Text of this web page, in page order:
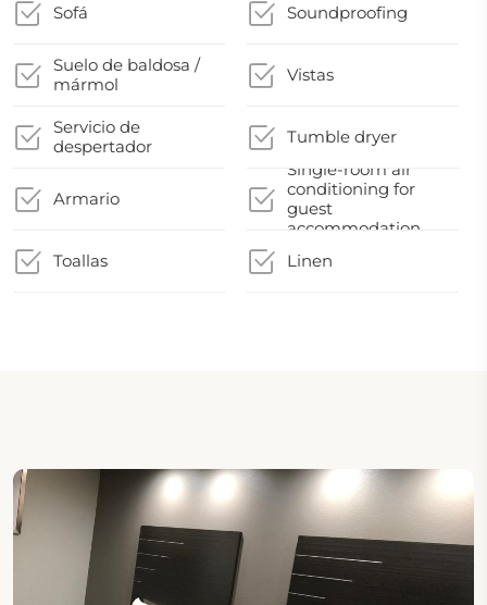
Sofá Soundproofing
Suelo de baldosa /
mármol
Vistas
Servicio de
despertador
Tumble dryer
Armario
Single-room air
conditioning for
guest
accommodation
Toallas
Linen